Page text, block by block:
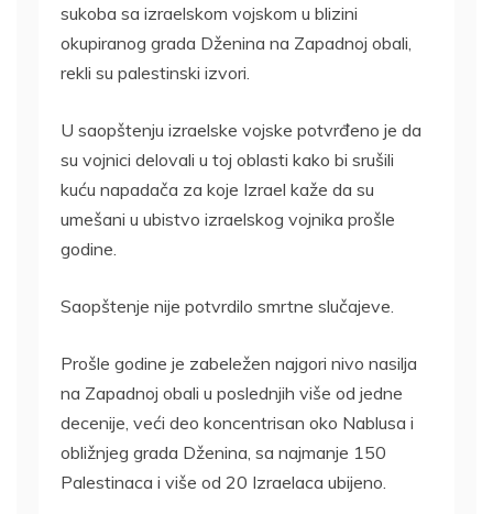
sukoba sa izraelskom vojskom u blizini
okupiranog grada Dženina na Zapadnoj obali,
rekli su palestinski izvori.
U saopštenju izraelske vojske potvrđeno je da
su vojnici delovali u toj oblasti kako bi srušili
kuću napadača za koje Izrael kaže da su
umešani u ubistvo izraelskog vojnika prošle
godine.
Saopštenje nije potvrdilo smrtne slučajeve.
Prošle godine je zabeležen najgori nivo nasilja
na Zapadnoj obali u poslednjih više od jedne
decenije, veći deo koncentrisan oko Nablusa i
obližnjeg grada Dženina, sa najmanje 150
Palestinaca i više od 20 Izraelaca ubijeno.